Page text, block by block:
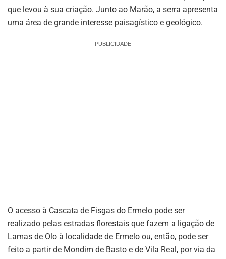
que levou à sua criação. Junto ao Marão, a serra apresenta
uma área de grande interesse paisagístico e geológico.
PUBLICIDADE
O acesso à Cascata de Fisgas do Ermelo pode ser
realizado pelas estradas florestais que fazem a ligação de
Lamas de Olo à localidade de Ermelo ou, então, pode ser
feito a partir de Mondim de Basto e de Vila Real, por via da